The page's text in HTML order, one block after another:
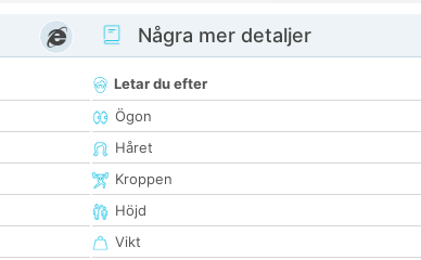
Några mer detaljer
Letar du efter
Ögon
Håret
Kroppen
Höjd
Vikt